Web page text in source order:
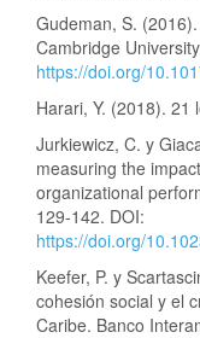
Gudeman, S.
Cambridge
https://doi.org/
Harari, Y. (2018). 21
Jurkiewicz, C. y
measuring the
organizational
129-142. DOI:
https://doi.org/
Keefer, P. y
cohesión social y el
Caribe. Banco